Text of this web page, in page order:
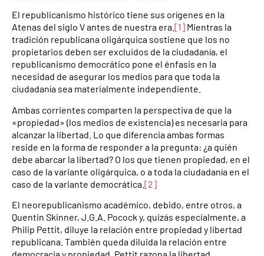
El republicanismo histórico tiene sus orígenes en la
Atenas del siglo V antes de nuestra era. [1] Mientras la
tradición republicana oligárquica sostiene que los no
propietarios deben ser excluidos de la ciudadanía, el
republicanismo democrático pone el énfasis en la
necesidad de asegurar los medios para que toda la
ciudadanía sea materialmente independiente.
Ambas corrientes comparten la perspectiva de que la
«propiedad» (los medios de existencia) es necesaria para
alcanzar la libertad. Lo que diferencia ambas formas
reside en la forma de responder a la pregunta: ¿a quién
debe abarcar la libertad? O los que tienen propiedad, en el
caso de la variante oligárquica, o a toda la ciudadanía en el
caso de la variante democrática. [2]
El neorepublicanismo académico, debido, entre otros, a
Quentin Skinner, J.G.A. Pocock y, quizás especialmente, a
Philip Pettit, diluye la relación entre propiedad y libertad
republicana. También queda diluida la relación entre